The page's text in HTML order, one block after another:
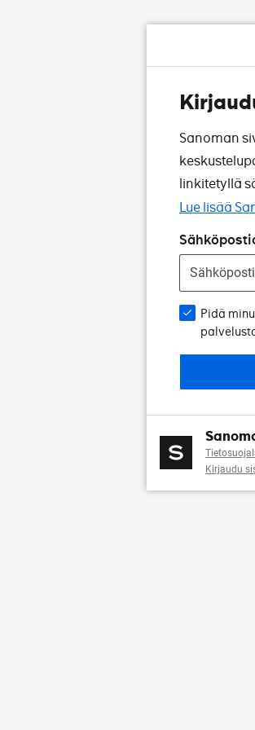
Sanoman
linkitetyllä
Lue lisää
Pidä
Kirjaudu